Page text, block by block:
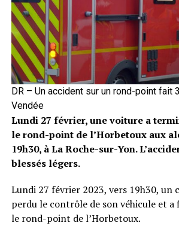
DR – Un accident sur un rond-point fait
Vendée
Lundi 27 février, une voiture a
le rond-point de l’Horbetoux aux
19h30, à La Roche-sur-Yon.
blessés légers.
Lundi 27 février 2023, vers 19h30, un
perdu le contrôle de son véhicule et a
le rond-point de l’Horbetoux.